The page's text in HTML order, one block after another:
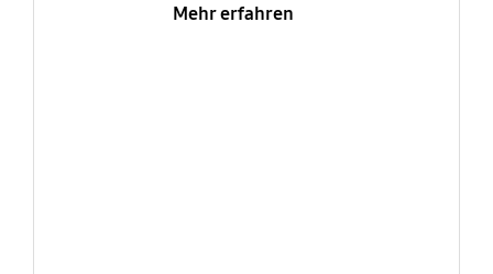
Mehr erfahren